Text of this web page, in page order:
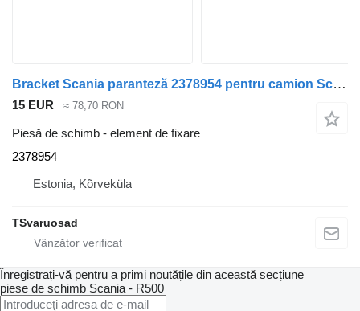
Bracket Scania paranteză 2378954 pentru camion Scania R500
15 EUR ≈ 78,70 RON
Piesă de schimb - element de fixare
2378954
Estonia, Kõrveküla
TSvaruosad
Înregistrați-vă pentru a primi noutățile din această secțiune
piese de schimb Scania - R500